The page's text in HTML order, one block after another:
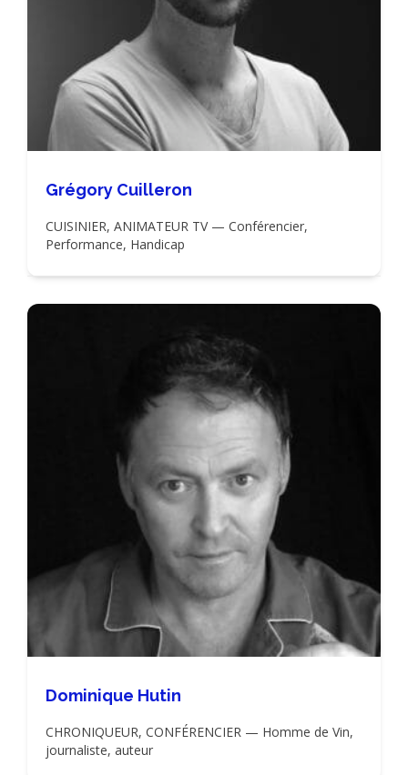
Grégory Cuilleron
CUISINIER, ANIMATEUR TV — Conférencier,
Performance, Handicap
Dominique Hutin
CHRONIQUEUR, CONFÉRENCIER — Homme de Vin,
journaliste, auteur